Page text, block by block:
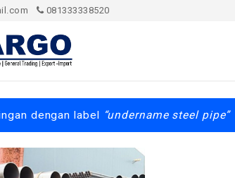
081333338520
dengan label undername steel pipe